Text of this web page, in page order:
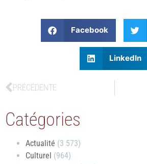
Facebook
LinkedIn
PRÉCÉDENTE
Catégories
Actualité (3 573)
Culturel (964)